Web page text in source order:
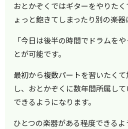
おとかぞくではギターをやりた
ょっと飽きてしまったり別の楽器
「今日は後半の時間でドラムを
とが可能です。
最初から複数パートを習いたく
し、おとかぞくに数年間所属し
できるようになります。
ひとつの楽器がある程度できる